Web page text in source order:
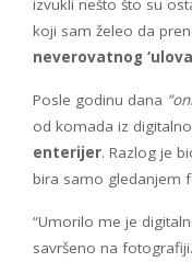
izvukli nešto što su
koji sam želeo da
neverovatnog
Posle godinu dana
od komada iz
enterijer. Razlog je
bira samo gledanjem
“Umorilo me je
savršeno na